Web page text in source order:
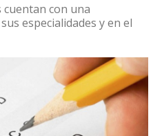
con una
especialidades y en el